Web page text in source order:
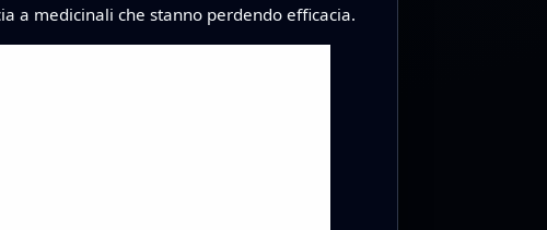
a medicinali che stanno perdendo efficacia.